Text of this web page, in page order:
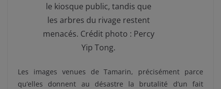
le kiosque public, tandis que
les arbres du rivage restent
menacés. Crédit photo : Percy
Yip Tong.
Les images venues de Tamarin, précisément parce
qu’elles donnent au désastre la brutalité d’un fait